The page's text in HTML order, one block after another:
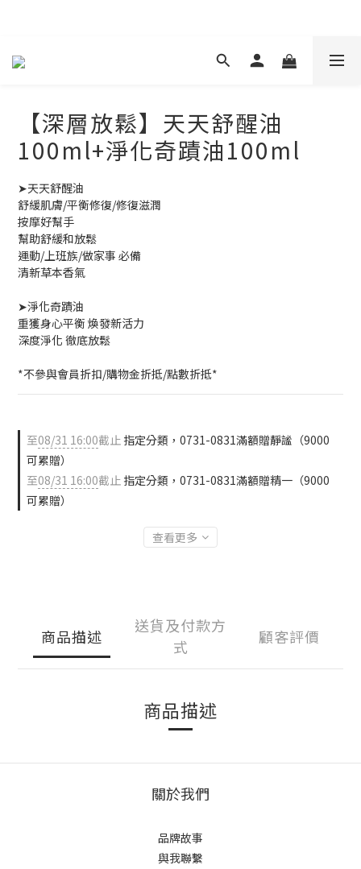
【深層放鬆】天天舒醒油
100ml+淨化奇蹟油100ml
➤天天舒醒油
舒緩肌膚/平衡修復/修復滋潤
按摩好幫手
幫助舒緩和放鬆
運動/上班族/做家事 必備
清新草本香氣
➤淨化奇蹟油
重獲身心平衡 煥發新活力
深度淨化 徹底放鬆
*不參與會員折扣/購物金折抵/點數折抵*
至08/31 16:00截止 指定分類，0731-0831滿額贈靜謐（9000
可累贈）
至08/31 16:00截止 指定分類，0731-0831滿額贈精一（9000
可累贈）
查看更多
商品描述
送貨及付款方
式
顧客評價
商品描述
關於我們
品牌故事
與我聯繫